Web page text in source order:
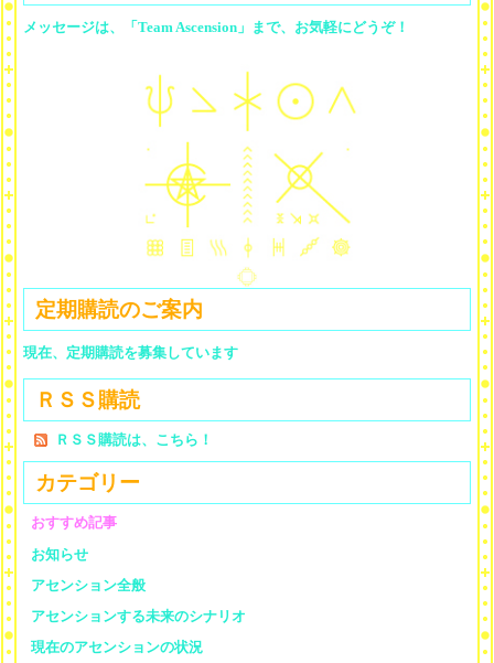
メッセージは、「Team Ascension」まで、お気軽にどうぞ！
定期購読のご案内
現在、定期購読を募集しています
ＲＳＳ購読
ＲＳＳ購読は、こちら！
カテゴリー
おすすめ記事
お知らせ
アセンション全般
アセンションする未来のシナリオ
現在のアセンションの状況